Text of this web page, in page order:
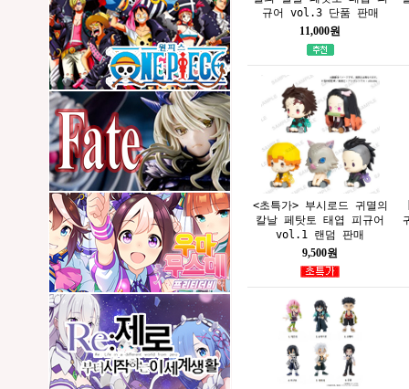
규어 vol.3 단품 판매
11,000원
<초특가> 부시로드 귀멸의
칼날 페탓토 태엽 피규어
vol.1 랜덤 판매
9,500원